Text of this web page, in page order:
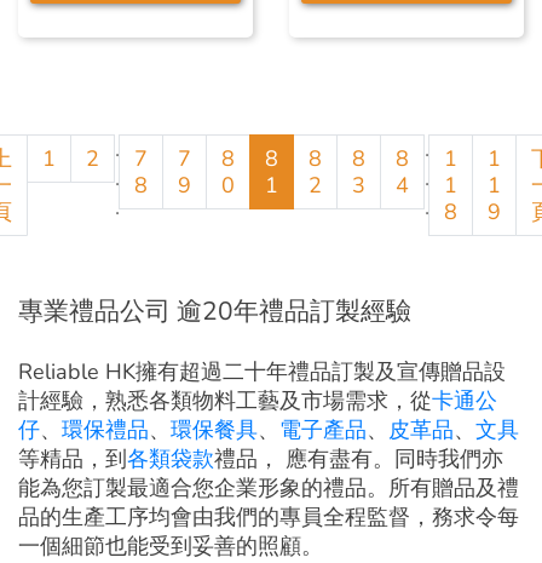
1 2
.
.
.
7
8
7
9
8
0
8
1
8
2
8
3
8
4
.
.
.
1
1
8
1
1
9
專業禮品公司 逾20年禮品訂製經驗
Reliable HK擁有超過二十年禮品訂製及宣傳贈品設
計經驗，熟悉各類物料工藝及市場需求，從卡通公
仔、 環保禮品、 環保餐具、 電子產品、 皮革品、 文具
等精品，到各類袋款禮品， 應有盡有。同時我們亦
能為您訂製最適合您企業形象的禮品。所有贈品及禮
品的生產工序均會由我們的專員全程監督，務求令每
一個細節也能受到妥善的照顧。